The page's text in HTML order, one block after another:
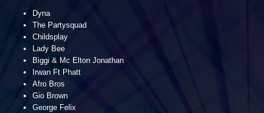
Dyna
The Partysquad
Childsplay
Lady Bee
Biggi & Mc Elton Jonathan
Irwan Ft Phatt
Afro Bros
Gio Brown
George Felix